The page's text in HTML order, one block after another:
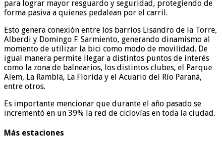
para lograr mayor resguardo y seguridad, protegiendo de
forma pasiva a quienes pedalean por el carril.
Esto genera conexión entre los barrios Lisandro de la Torre,
Alberdi y Domingo F. Sarmiento, generando dinamismo al
momento de utilizar la bici como modo de movilidad. De
igual manera permite llegar a distintos puntos de interés
como la zona de balnearios, los distintos clubes, el Parque
Alem, La Rambla, La Florida y el Acuario del Río Paraná,
entre otros.
Es importante mencionar que durante el año pasado se
incrementó en un 39% la red de ciclovías en toda la ciudad.
Más estaciones